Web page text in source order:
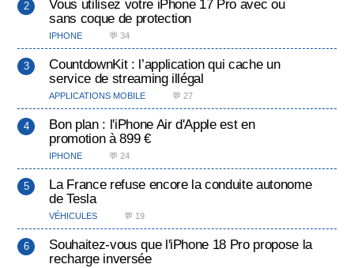
Vous utilisez votre iPhone 17 Pro avec ou
sans coque de protection
IPHONE 💬 34
CountdownKit : l’application qui cache un
service de streaming illégal
APPLICATIONS MOBILE 💬 27
Bon plan : l'iPhone Air d'Apple est en
promotion à 899 €
IPHONE 💬 24
La France refuse encore la conduite autonome
de Tesla
VÉHICULES 💬 19
Souhaitez-vous que l'iPhone 18 Pro propose la
recharge inversée